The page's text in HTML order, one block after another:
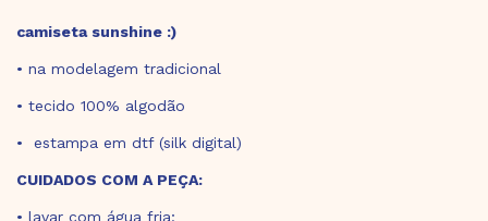
camiseta sunshine :)
• na modelagem tradicional
• tecido 100% algodão
• estampa em dtf (silk digital)
CUIDADOS COM A PEÇA:
• lavar com água fria;